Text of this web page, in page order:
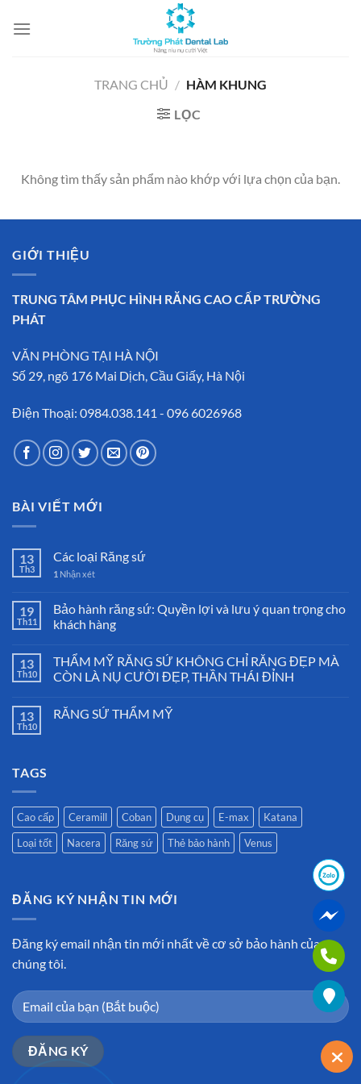
đến
TRANG CHỦ / HÀM KHUNG
LỌC
Không tìm thấy sản phẩm nào khớp với lựa chọn của bạn.
GIỚI THIỆU
TRUNG TÂM PHỤC HÌNH RĂNG CAO CẤP TRƯỜNG
PHÁT
VĂN PHÒNG TẠI HÀ NỘI
Số 29, ngõ 176 Mai Dịch, Cầu Giấy, Hà Nội
Điện Thoại: 0984.038.141 - 096 6026968
BÀI VIẾT MỚI
13
Th3
Các loại Răng sứ
1 Nhận xét
19
Th11
Bảo hành răng sứ: Quyền lợi và lưu ý quan trọng cho
khách hàng
13
Th10
THẨM MỸ RĂNG SỨ KHÔNG CHỈ RĂNG ĐẸP MÀ
CÒN LÀ NỤ CƯỜI ĐẸP, THẦN THÁI ĐỈNH
13
Th10
RĂNG SỨ THẨM MỸ
TAGS
Cao cấp Ceramill Coban Dụng cụ E-max
Katana
Loại tốt
Nacera Răng sứ Thẻ bảo hành Venus
ĐĂNG KÝ NHẬN TIN MỚI
Đăng ký email nhận tin mới nhất về cơ sở bảo hành của
chúng tôi.